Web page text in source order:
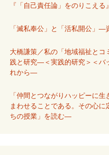
『「自己責任論」をのりこえ
「滅私奉公」と「活私開公」
大橋謙策／私の「地域福祉と
践と研究―＜実践的研究＞＜バ
れから―
「仲間とつながりハッピーに
まわせることである。その心
ちの授業」を読む―